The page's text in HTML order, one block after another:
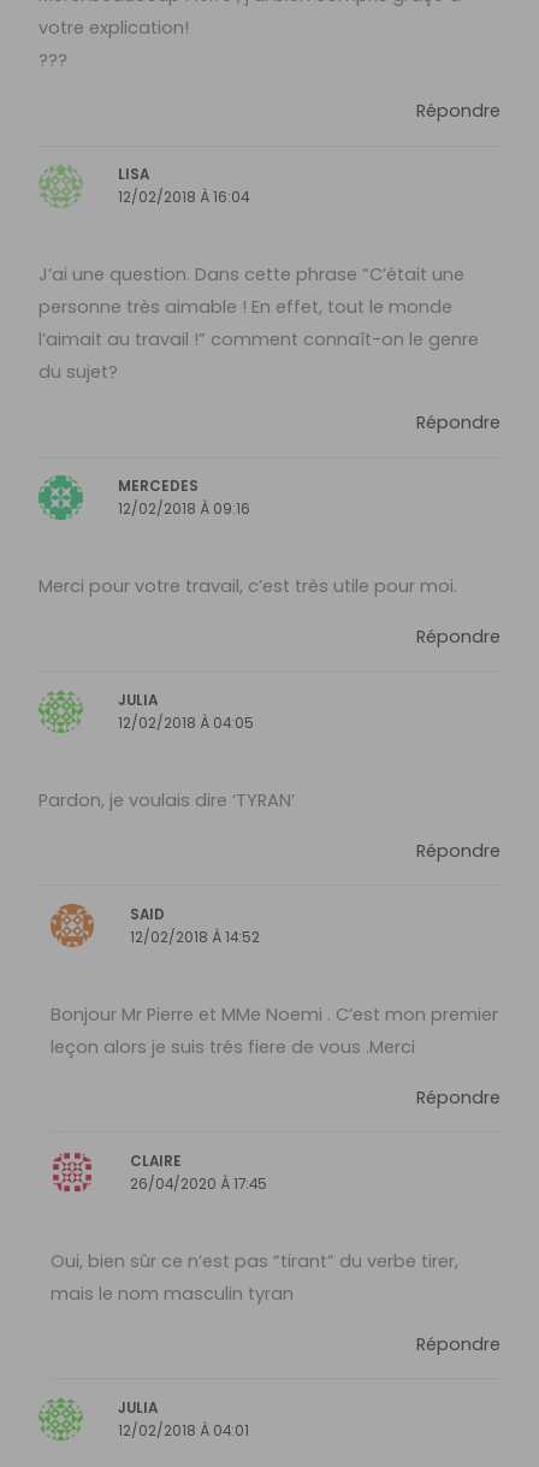
votre explication!
???
Répondre
LISA
12/02/2018 À 16:04
J’ai une question. Dans cette phrase “C’était une
personne très aimable ! En effet, tout le monde
l’aimait au travail !” comment connaît-on le genre
du sujet?
Répondre
MERCEDES
12/02/2018 À 09:16
Merci pour votre travail, c’est très utile pour moi.
Répondre
JULIA
12/02/2018 À 04:05
Pardon, je voulais dire ‘TYRAN’
Répondre
SAID
12/02/2018 À 14:52
Bonjour Mr Pierre et MMe Noemi . C’est mon premier
leçon alors je suis trés fiere de vous .Merci
Répondre
CLAIRE
26/04/2020 À 17:45
Oui, bien sûr ce n’est pas “tirant” du verbe tirer,
mais le nom masculin tyran
Répondre
JULIA
12/02/2018 À 04:01